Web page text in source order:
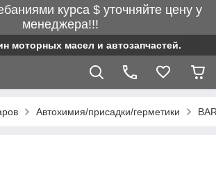
курса $ уточняйте цену у
менеджера!!!
моторных масел и автозапчастей.
Автохимия/присадки/герметики